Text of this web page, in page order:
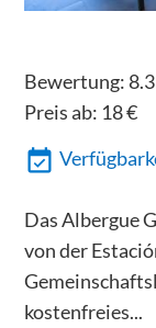
Bewertung: 8.3
Preis ab: 18€
Das Albergue
von der
kostenfreies...